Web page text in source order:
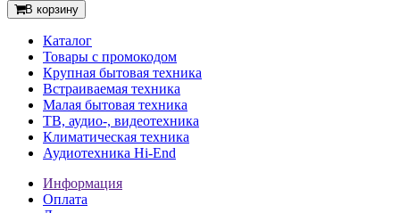
В корзину
Каталог
Товары с промокодом
Крупная бытовая техника
Встраиваемая техника
Малая бытовая техника
ТВ, аудио-, видеотехника
Климатическая техника
Аудиотехника Hi-End
Информация
Оплата